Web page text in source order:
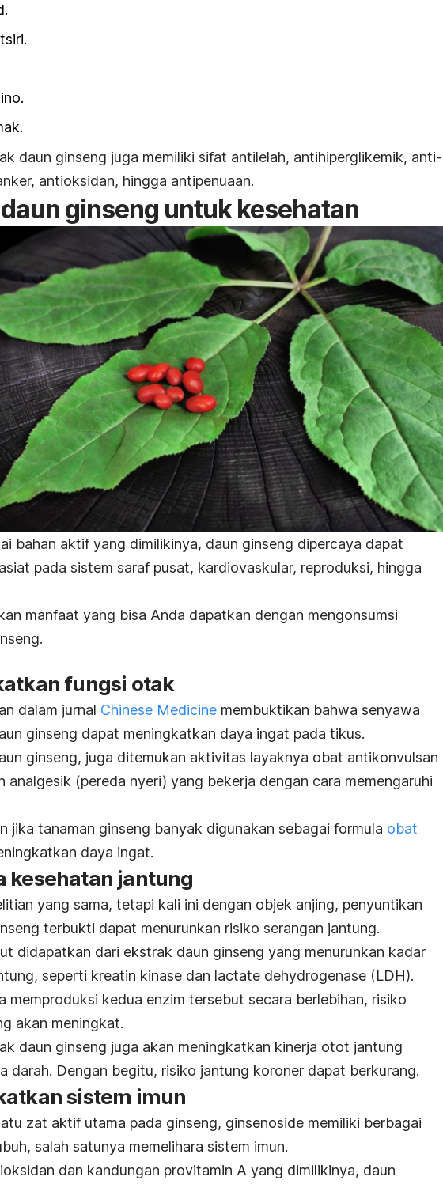
daun ginseng juga memiliki sifat antilelah, antihiperglikemik, anti-
antioksidan, hingga antipenuaan.
ginseng untuk kesehatan
bahan aktif yang dimilikinya, daun ginseng dipercaya dapat
pada sistem saraf pusat, kardiovaskular, reproduksi, hingga
manfaat yang bisa Anda dapatkan dengan mengonsumsi
fungsi otak
dalam jurnal Chinese Medicine membuktikan bahwa senyawa
ginseng dapat meningkatkan daya ingat pada tikus.
ginseng, juga ditemukan aktivitas layaknya obat antikonvulsan
analgesik (pereda nyeri) yang bekerja dengan cara memengaruhi
jika tanaman ginseng banyak digunakan sebagai formula obat
daya ingat.
kesehatan jantung
yang sama, tetapi kali ini dengan objek anjing, penyuntikan
terbukti dapat menurunkan risiko serangan jantung.
didapatkan dari ekstrak daun ginseng yang menurunkan kadar
seperti kreatin kinase dan lactate dehydrogenase (LDH).
memproduksi kedua enzim tersebut secara berlebihan, risiko
akan meningkat.
daun ginseng juga akan meningkatkan kinerja otot jantung
darah. Dengan begitu, risiko jantung koroner dapat berkurang.
sistem imun
zat aktif utama pada ginseng, ginsenoside memiliki berbagai
salah satunya memelihara sistem imun.
dan kandungan provitamin A yang dimilikinya, daun